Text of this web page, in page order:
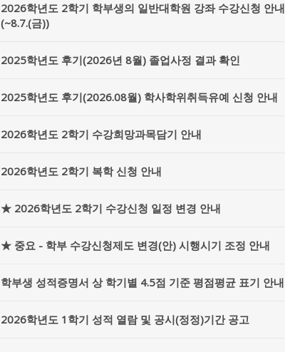
2026학년도 2학기 학부생의 일반대학원 강좌 수강신청 안내
(~8.7.(금))
2025학년도 후기(2026년 8월) 졸업사정 결과 확인
2025학년도 후기(2026.08월) 학사학위취득유예 신청 안내
2026학년도 2학기 수강희망과목담기 안내
2026학년도 2학기 복학 신청 안내
★ 2026학년도 2학기 수강신청 일정 변경 안내
★ 중요 - 학부 수강신청제도 변경(안) 시행시기 조정 안내
학부생 성적증명서 상 학기별 4.5점 기준 평점평균 표기 안내
2026학년도 1학기 성적 열람 및 공시(정정)기간 공고